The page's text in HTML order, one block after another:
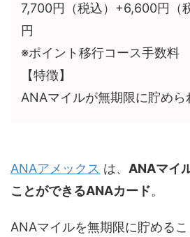
7,700円（税込）+6,600円（
円
※ポイント移行コース手数料
【特徴】
ANAマイルが無期限に貯めら
ANAアメックス は、 ANAマイ
ことができるANAカード。
ANAマイルを無期限に貯める